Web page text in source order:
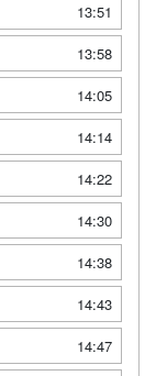
13:51
13:58
14:05
14:14
14:22
14:30
14:38
14:43
14:47